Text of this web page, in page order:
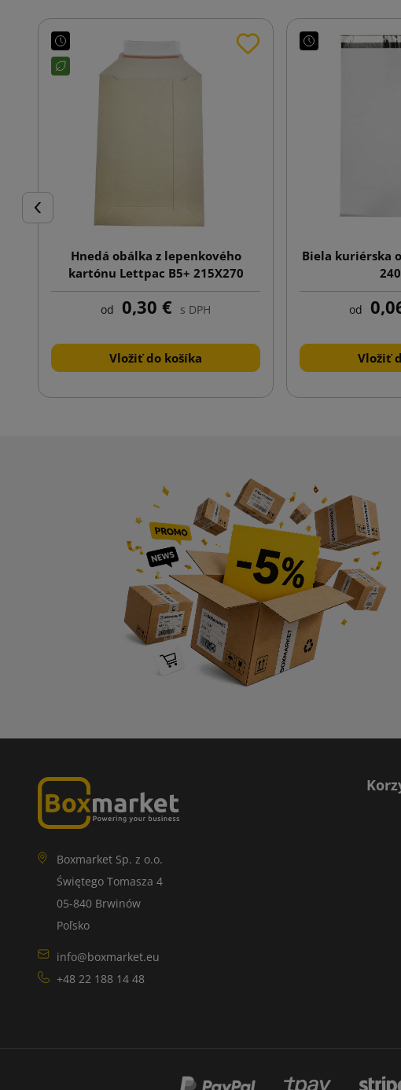
Späť
Hnedá obálka z lepenkového
kartónu Lettpac B5+ 215X270
od 0,30 € s DPH
Vložiť do košíka
Biela kuriérska
od
Vložiť
Boxmarket Sp. z o.o.
Świętego Tomasza 4
05-840 Brwinów
Poľsko
info@boxmarket.eu
+48 22 188 14 48